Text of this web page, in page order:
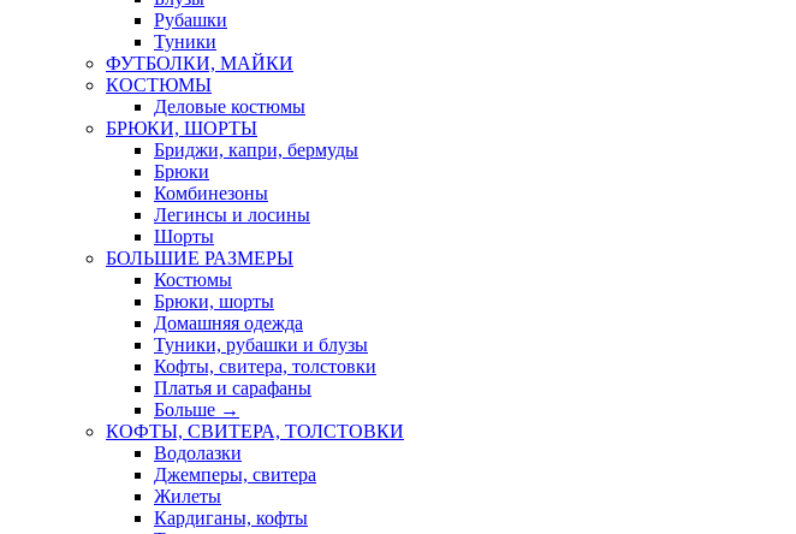
Рубашки
Туники
ФУТБОЛКИ, МАЙКИ
КОСТЮМЫ
Деловые костюмы
БРЮКИ, ШОРТЫ
Бриджи, капри, бермуды
Брюки
Комбинезоны
Легинсы и лосины
Шорты
БОЛЬШИЕ РАЗМЕРЫ
Костюмы
Брюки, шорты
Домашняя одежда
Туники, рубашки и блузы
Кофты, свитера, толстовки
Платья и сарафаны
Больше →
КОФТЫ, СВИТЕРА, ТОЛСТОВКИ
Водолазки
Джемперы, свитера
Жилеты
Кардиганы, кофты